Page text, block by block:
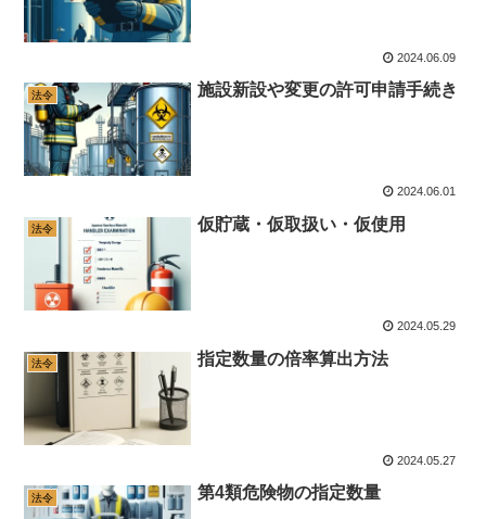
2024.06.09
法令 施設新設や変更の許可申請手続き
2024.06.01
法令 仮貯蔵・仮取扱い・仮使用
2024.05.29
法令 指定数量の倍率算出方法
2024.05.27
法令 第4類危険物の指定数量